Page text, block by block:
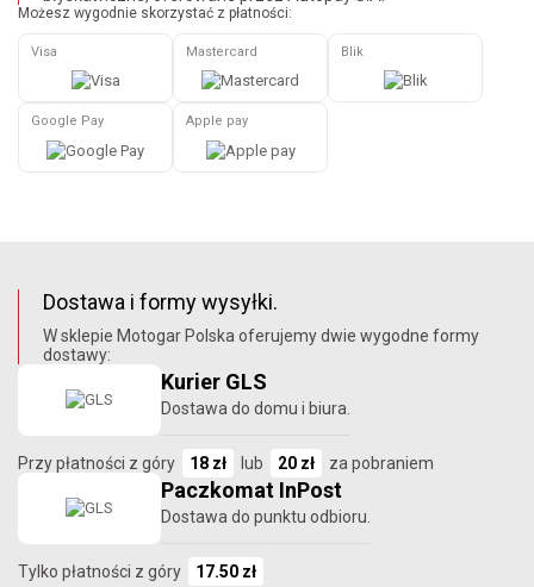
Możesz wygodnie skorzystać z płatności:
Visa Mastercard Blik
Google Pay Apple pay
Dostawa i formy wysyłki.
W sklepie Motogar Polska oferujemy dwie wygodne formy
dostawy:
Kurier GLS
Dostawa do domu i biura.
Przy płatności z góry 18 zł lub 20 zł za pobraniem
Paczkomat InPost
Dostawa do punktu odbioru.
Tylko płatności z góry 17.50 zł